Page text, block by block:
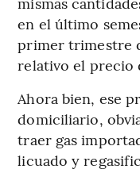
en el último
primer trimestre
relativo el precio
Ahora bien, ese
domiciliario,
traer gas
licuado y